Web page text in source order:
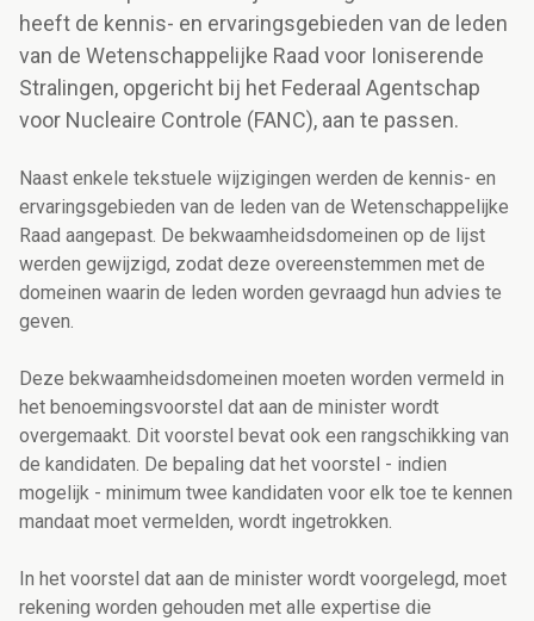
heeft de kennis- en ervaringsgebieden van de leden
van de Wetenschappelijke Raad voor Ioniserende
Stralingen, opgericht bij het Federaal Agentschap
voor Nucleaire Controle (FANC), aan te passen.
Naast enkele tekstuele wijzigingen werden de kennis- en
ervaringsgebieden van de leden van de Wetenschappelijke
Raad aangepast. De bekwaamheidsdomeinen op de lijst
werden gewijzigd, zodat deze overeenstemmen met de
domeinen waarin de leden worden gevraagd hun advies te
geven.
Deze bekwaamheidsdomeinen moeten worden vermeld in
het benoemingsvoorstel dat aan de minister wordt
overgemaakt. Dit voorstel bevat ook een rangschikking van
de kandidaten. De bepaling dat het voorstel - indien
mogelijk - minimum twee kandidaten voor elk toe te kennen
mandaat moet vermelden, wordt ingetrokken.
In het voorstel dat aan de minister wordt voorgelegd, moet
rekening worden gehouden met alle expertise die